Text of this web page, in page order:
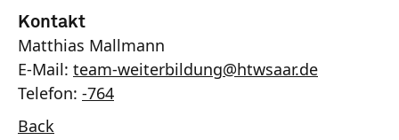
Kontakt
Matthias Mallmann
E-Mail: team-weiterbildung@htwsaar.de
Telefon: -764
Back